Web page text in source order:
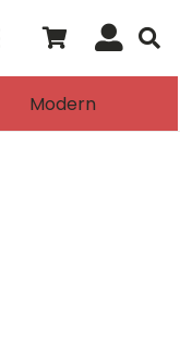
Modern